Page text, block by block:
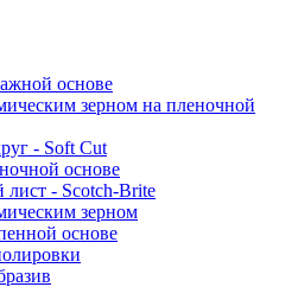
основе
зерном на пленочной
- Soft Cut
основе
- Scotch-Brite
зерном
основе